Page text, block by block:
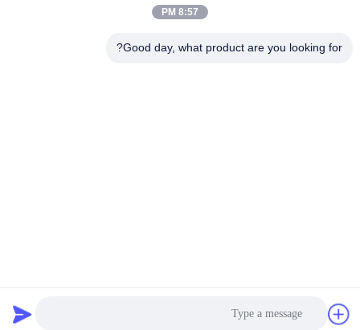
الصين جودة جيدة آلة تقشير الكابلات المورد. حقوق الطبع والنشر © 2018-2026
Beyde Trading Co.,Ltd جميع الحقوق محفوظة
8:57 PM
Good day, what product are you looking for?